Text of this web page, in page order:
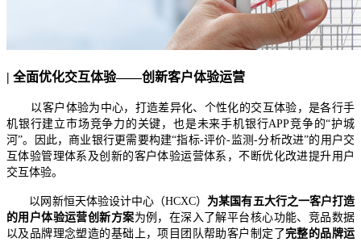
| 全面优化交互体验——创新客户体验运营
以客户体验为中心，打造差异化、个性化的交互体验，是各行手
机银行建立市场竞争力的关键，也是未来手机银行APP竞争的“护城
河”。因此，商业银行更需要构建“指标-评价-监测-分析改进”的用户交
互体验管理体系及创新的客户体验运营体系，不断优化改进提升用户
交互体验。
以网新恒天体验设计中心（HCXC） 为某国有五大行之一客户打造
的用户体验运营创新方案为例，在深入了解平台核心功能、竞品数据
以及品牌理念塑造的基础上，项目团队帮助客户制定了完整的品牌运